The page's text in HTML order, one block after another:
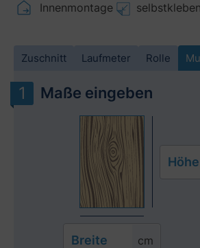
Innenmontage
Zuschnitt Laufmeter Rolle
Maße eingeben
Höhe
Breite cm